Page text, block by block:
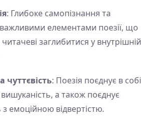
: Глибоке самопізнання та
важливими елементами поезії, що
заглибитися у внутрішній
чуттєвість: Поезія поєднує в собі
а також поєднує
з емоційною відвертістю.